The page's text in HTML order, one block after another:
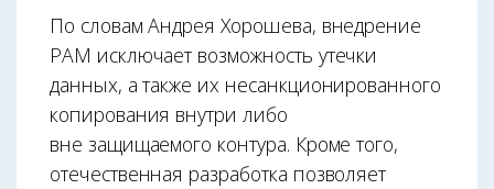
По словам Андрея Хорошева, внедрение
РАМ исключает возможность утечки
данных, а также их несанкционированного
копирования внутри либо
вне защищаемого контура. Кроме того,
отечественная разработка позволяет